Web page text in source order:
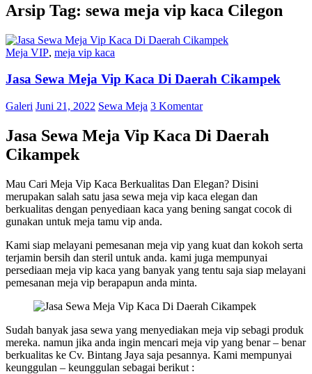
Arsip Tag: sewa meja vip kaca Cilegon
Meja VIP, meja vip kaca
Jasa Sewa Meja Vip Kaca Di Daerah Cikampek
Galeri Juni 21, 2022 Sewa Meja 3 Komentar
Jasa Sewa Meja Vip Kaca Di Daerah
Cikampek
Mau Cari Meja Vip Kaca Berkualitas Dan Elegan? Disini
merupakan salah satu jasa sewa meja vip kaca elegan dan
berkualitas dengan penyediaan kaca yang bening sangat cocok di
gunakan untuk meja tamu vip anda.
Kami siap melayani pemesanan meja vip yang kuat dan kokoh serta
terjamin bersih dan steril untuk anda. kami juga mempunyai
persediaan meja vip kaca yang banyak yang tentu saja siap melayani
pemesanan meja vip berapapun anda minta.
Sudah banyak jasa sewa yang menyediakan meja vip sebagi produk
mereka. namun jika anda ingin mencari meja vip yang benar – benar
berkualitas ke Cv. Bintang Jaya saja pesannya. Kami mempunyai
keunggulan – keunggulan sebagai berikut :